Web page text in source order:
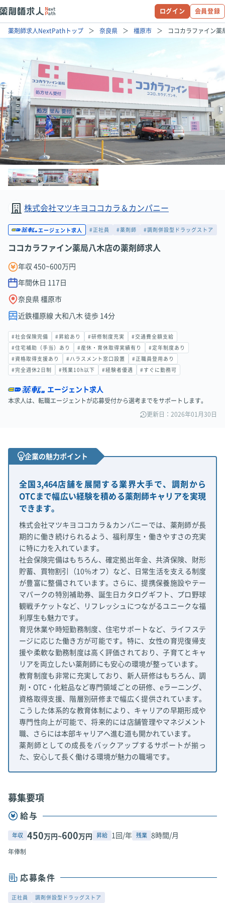
ログイン 会員登録
薬剤師求人NextPathトップ 奈良県 橿原市 ココカラファイン薬
株式会社マツキヨココカラ＆カンパニー
エージェント求人 #正社員 #薬剤師 #調剤併設型ドラッグストア
ココカラファイン薬局八木店の薬剤師求人
年収 450~600万円
年間休日 117 日
奈良県 橿原市
近鉄橿原線 大和八木 徒歩 14分
#社会保険完備 #昇給あり #研修制度充実 #交通費全額支給
#住宅補助（手当）あり #産休・育休取得実績有り #定年制度あり
#資格取得支援あり #ハラスメント窓口設置 #正職員登用あり
#完全週休2日制 #残業10h以下 #経験者優遇 #すぐに勤務可
エージェント求人
本求人は、転職エージェントが応募受付から選考までをサポートします。
更新日：2026年01月30日
企業の魅力ポイント
全国3,464店舗を展開する業界大手で、調剤から
OTCまで幅広い経験を積める薬剤師キャリアを実現
できます。
株式会社マツキヨココカラ＆カンパニーでは、薬剤師が長
期的に働き続けられるよう、福利厚生・働きやすさの充実
に特に力を入れています。
社会保険完備はもちろん、確定拠出年金、共済保険、財形
貯蓄、買物割引（10％オフ）など、日常生活を支える制度
が豊富に整備されています。さらに、提携保養施設やテー
マパークの特別補助券、誕生日カタログギフト、プロ野球
観戦チケットなど、リフレッシュにつながるユニークな福
利厚生も魅力です。
育児休業や時短勤務制度、住宅サポートなど、ライフステ
ージに応じた働き方が可能です。特に、女性の育児復帰支
援や柔軟な勤務制度は高く評価されており、子育てとキャ
リアを両立したい薬剤師にも安心の環境が整っています。
教育制度も非常に充実しており、新人研修はもちろん、調
剤・OTC・化粧品など専門領域ごとの研修、eラーニング、
資格取得支援、階層別研修まで幅広く提供されています。
こうした体系的な教育体制により、キャリアの早期形成や
専門性向上が可能で、将来的には店舗管理やマネジメント
職、さらには本部キャリアへ進む道も開かれています。
薬剤師としての成長をバックアップするサポートが揃っ
た、安心して長く働ける環境が魅力の職場です。
募集要項
給与
年収 450万円~600万円 昇給 1回/年 残業 8時間/月
年俸制
応募条件
正社員 調剤併設型ドラッグストア